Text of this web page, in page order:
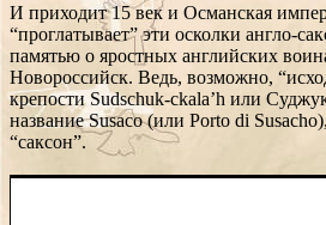
И приходит 15 век и Османская
“проглатывает” эти осколки англо-
памятью о яростных английских
Новороссийск. Ведь, возможно,
крепости Sudschuk-ckala’h или
название Susaco (или Porto di
“саксон”.